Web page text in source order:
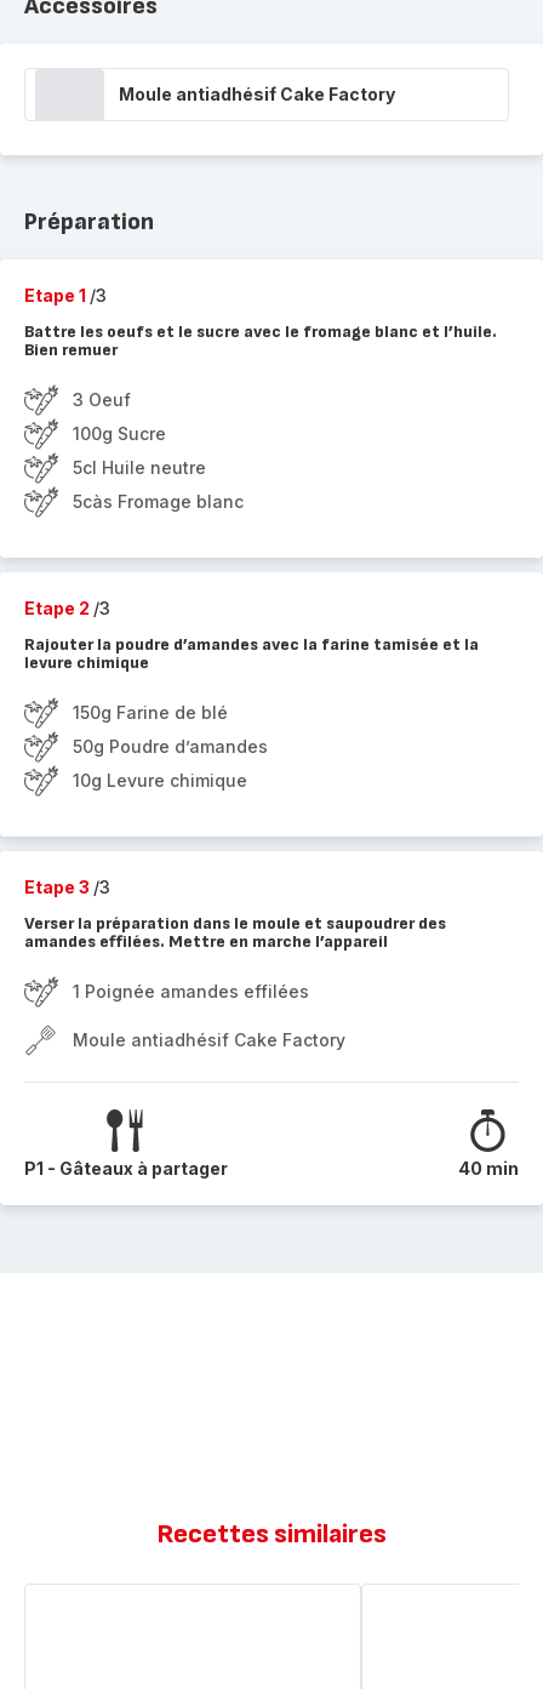
Accessoires
Moule antiadhésif Cake Factory
Préparation
Etape 1 /3
Battre les oeufs et le sucre avec le fromage blanc et l’huile.
Bien remuer
3 Oeuf
100g Sucre
5cl Huile neutre
5càs Fromage blanc
Etape 2 /3
Rajouter la poudre d’amandes avec la farine tamisée et la
levure chimique
150g Farine de blé
50g Poudre d’amandes
10g Levure chimique
Etape 3 /3
Verser la préparation dans le moule et saupoudrer des
amandes effilées. Mettre en marche l’appareil
1 Poignée amandes effilées
Moule antiadhésif Cake Factory
P1 - Gâteaux à partager 40 min
Recettes similaires